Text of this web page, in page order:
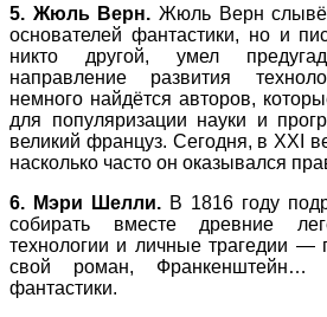
5. Жюль Верн. Жюль Верн
основателей фантастики, но и
никто другой, умел
направление развития
немного найдётся авторов,
для популяризации науки и
великий француз. Сегодня, в XXI
насколько часто он оказывался
6. Мэри Шелли. В 1816 году
собирать вместе древние
технологии и личные трагедии —
свой роман, Франкенштейн…
фантастики.